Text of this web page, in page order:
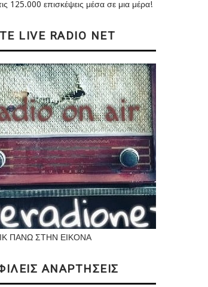
125.000 επισκέψεις μέσα σε μια μέρα!
LIVE RADIO NET
ΠΑΝΩ ΣΤΗΝ ΕΙΚΟΝΑ
ΑΝΑΡΤΗΣΕΙΣ